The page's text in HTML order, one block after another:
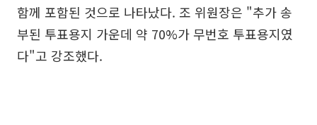
함께 포함된 것으로 나타났다. 조 위원장은 "추가 송
부된 투표용지 가운데 약 70%가 무번호 투표용지였
다"고 강조했다.